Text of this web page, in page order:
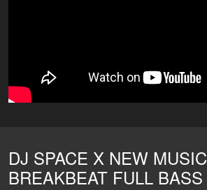
DJ SPACE X NEW MUSIC
BREAKBEAT FULL BASS